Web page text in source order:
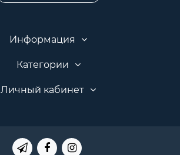
Информация
Категории
Личный кабинет